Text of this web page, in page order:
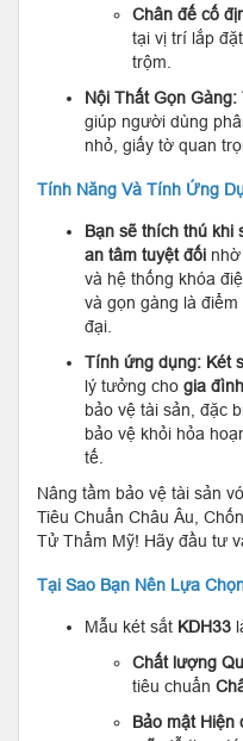
Chân đế cố
tại vị trí lắp
trộm.
Nội Thất Gọn Gàng:
giúp người dùng
nhỏ, giấy tờ quan
Tính Năng Và Tính Ứng
Bạn sẽ thích thú khi
an tâm tuyệt đối
và hệ thống khóa
và gọn gàng là
đại.
Tính ứng dụng: Két
lý tưởng cho gia
bảo vệ tài sản, đặc
bảo vệ khỏi hỏa
tế.
Nâng tầm bảo vệ tài sản
Tiêu Chuẩn Châu Âu,
Tử Thẩm Mỹ! Hãy đầu tư
Tại Sao Bạn Nên Lựa
Mẫu két sắt KDH33
Chất lượng
tiêu chuẩn
Bảo mật Hiện